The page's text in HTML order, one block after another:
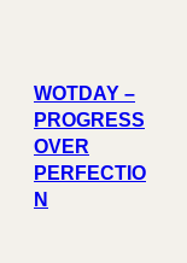
WOTDAY –
PROGRESS
OVER
PERFECTIO
N